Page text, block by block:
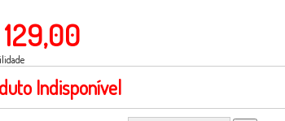
Indisponível